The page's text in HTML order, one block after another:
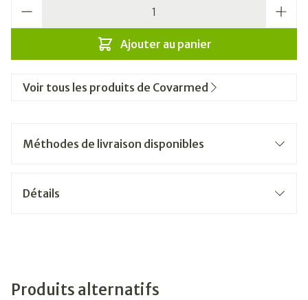
Ajouter au panier
Voir tous les produits de Covarmed
Méthodes de livraison disponibles
Détails
Produits alternatifs